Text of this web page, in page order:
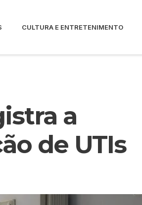
CULTURA E ENTRETENIMENTO
a
de UTIs